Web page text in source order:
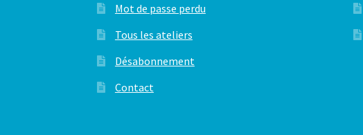
Mot de passe perdu
Tous les ateliers
Désabonnement
Contact